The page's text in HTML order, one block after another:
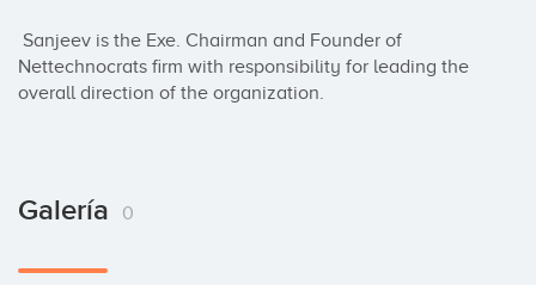
Nettechnocrats firm with responsibility for leading the
overall direction of the organization.
Galería 0